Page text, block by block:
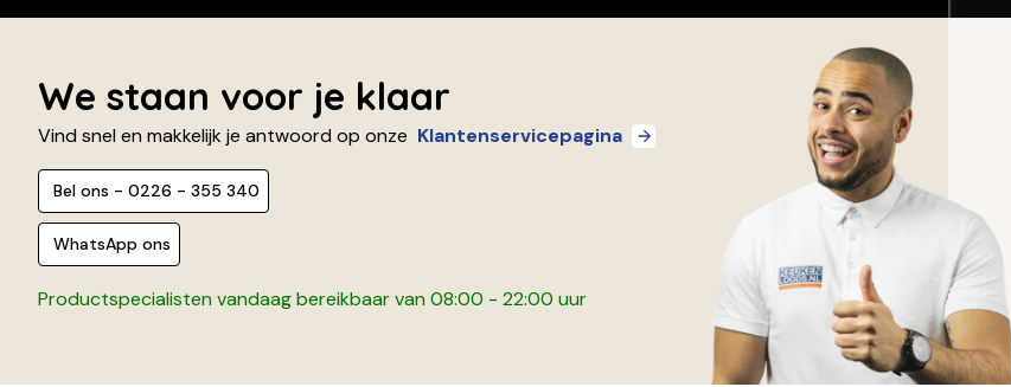
We staan voor je klaar
Vind snel en makkelijk je antwoord op onze Klantenservicepagina
Bel ons - 0226 - 355 340
WhatsApp ons
Productspecialisten vandaag bereikbaar van 08:00 - 22:00 uur